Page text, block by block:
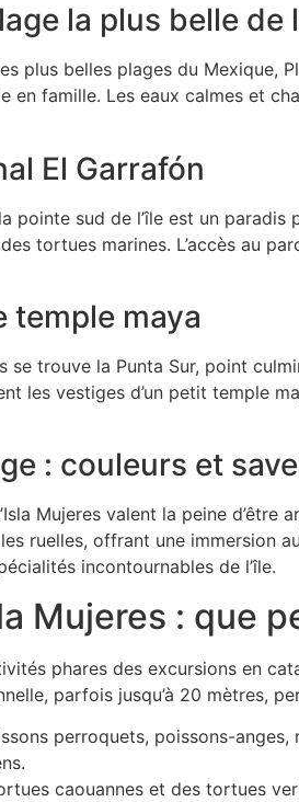
la plus belle de
plus belles plages du
en famille. Les eaux calmes et
El Garrafón
pointe sud de l’île est un
tortues marines. L’accès au
temple maya
se trouve la Punta Sur, point
les vestiges d’un petit temple
: couleurs et
Mujeres valent la peine
ruelles, offrant une immersion
incontournables de l’île.
Mujeres : que
phares des excursions en
parfois jusqu’à 20 mètres,
perroquets, poissons-anges,
caouannes et des tortues